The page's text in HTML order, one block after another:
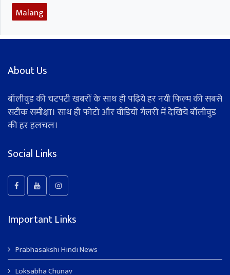
Malang
About Us
बॉलीवुड की चटपटी खबरों के साथ ही पढ़िये हर नयी फिल्म की सबसे
सटीक समीक्षा। साथ ही फोटो और वीडियो गैलरी में देखिये बॉलीवुड
की हर हलचल।
Social Links
Important Links
Prabhasakshi Hindi News
Loksabha Chunav